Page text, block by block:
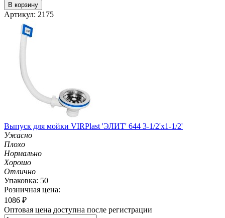
В корзину
Артикул: 2175
Выпуск для мойки VIRPlast 'ЭЛИТ' 644 3-1/2'х1-1/2'
Ужасно
Плохо
Нормально
Хорошо
Отлично
Упаковка: 50
Розничная цена:
1086 ₽
Оптовая цена доступна после регистрации